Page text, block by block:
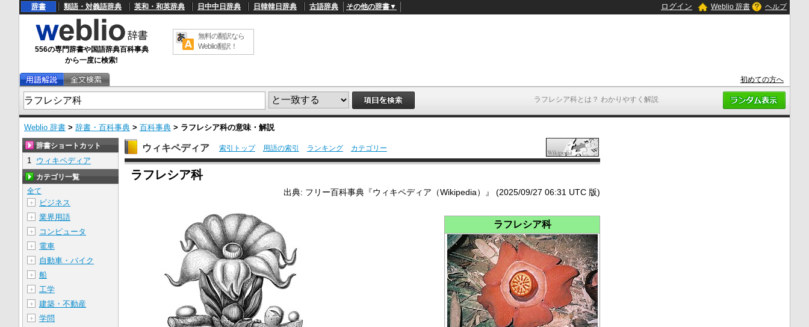
ラフレシア科とは？ わかりやすく解説
辞書 類語・対義語辞典 英和・和英辞典 日中中日辞典 日韓韓日辞典 古語辞典 その他の辞書▼ ログイン Weblio 辞書 ヘルプ
556の専門辞書や国語辞典百科事典
から一度に検索!
無料の翻訳なら
Weblio翻訳！
初めての方へ
Weblio 辞書 > 辞書・百科事典 > 百科事典 > ラフレシア科の意味・解説
U
/
L
d
e
2
1
%
ウィキペディア 索引トップ 用語の索引 ランキング カテゴリー
ラフレシア科
出典: フリー百科事典『ウィキペディア（Wikipedia）』 (2025/09/27 06:31 UTC 版)
ラフレシア科
辞書ショートカット
1 ウィキペディア
カテゴリ一覧
全て
＋
ビジネス
＋ 業界用語
＋ コンピュータ
＋ 電車
＋ 自動車・バイク
＋ 船
＋ 工学
＋ 建築・不動産
＋ 学問